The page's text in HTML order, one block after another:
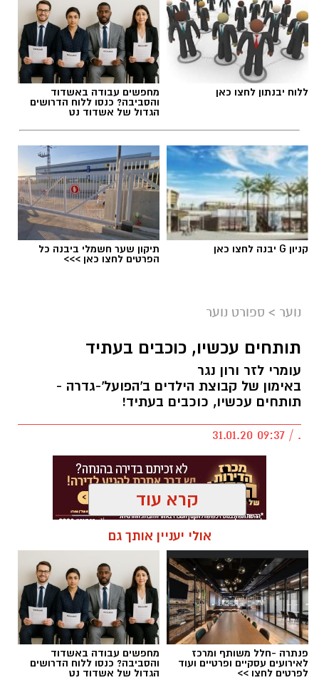
ללוח יבנתון לחצו כאן מחפשים עבודה באשדוד
והסביבה? כנסו ללוח הדרושים
הגדול של אשדוד נט
קניון G יבנה לחצו כאן תיקון שער חשמלי ביבנה כל
הפרטים לחצו כאן >>>
נוער > ספורט נוער
תותחים עכשיו, כוכבים בעתיד
עומרי לזר ורון נגר
באימון של קבוצת הילדים ב'הפועל'-גדרה -
תותחים עכשיו, כוכבים בעתיד!
. / 09:37 31.01.20
קרא עוד
אולי יעניין אותך גם
פנתרה -חלל משותף ומרכז
לאירועים עסקיים ופרטיים ועוד
לפרטים לחצו >>
מחפשים עבודה באשדוד
והסביבה? כנסו ללוח הדרושים
הגדול של אשדוד נט